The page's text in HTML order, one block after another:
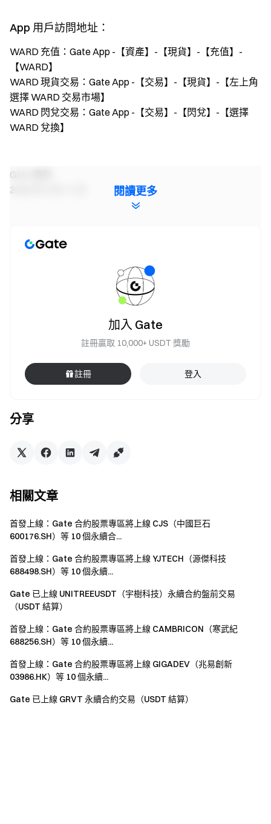
App 用戶訪問地址：
WARD 充值：Gate App -【資產】-【現貨】-【充值】-
【WARD】
WARD 現貨交易：Gate App -【交易】-【現貨】-【左上角
選擇 WARD 交易市場】
WARD 閃兌交易：Gate App -【交易】-【閃兌】-【選擇
WARD 兌換】
Gate 團隊
2026 年 5 月 17 日
加密貨幣之門
安全、快捷、輕鬆交易超過 4,900 種加密貨幣
，最高可領 $10,000 迎新獎勵
，可獲 40% 佣金
下載 Gate App | 電腦端
加入 Telegram 社群
，討論熱點話題
進入全球社群，獲取最新資訊
查看 100% 儲備金證明
閱讀更多
分享
加入 Gate
註冊贏取 10,000+ USDT 獎勵
註冊 登入
相關文章
首發上線：Gate 合約股票專區將上線 CJS（中國巨石
600176.SH）等 10 個永續合...
首發上線：Gate 合約股票專區將上線 YJTECH（源傑科技
688498.SH）等 10 個永續...
Gate 已上線 UNITREEUSDT（宇樹科技）永續合約盤前交易
（USDT 結算）
首發上線：Gate 合約股票專區將上線 CAMBRICON（寒武紀
688256.SH）等 10 個永續...
首發上線：Gate 合約股票專區將上線 GIGADEV（兆易創新
03986.HK）等 10 個永續...
Gate 已上線 GRVT 永續合約交易（USDT 結算）